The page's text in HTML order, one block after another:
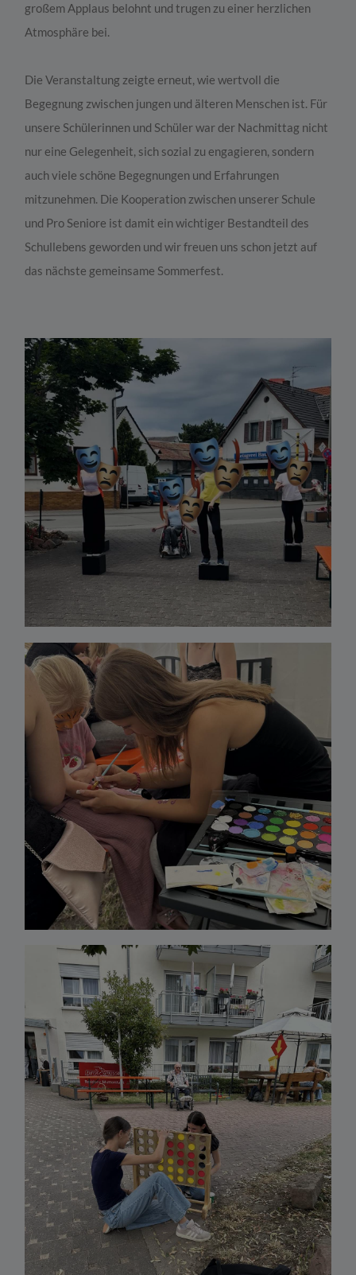
großem Applaus belohnt und trugen zu einer herzlichen
Atmosphäre bei.
Die Veranstaltung zeigte erneut, wie wertvoll die
Begegnung zwischen jungen und älteren Menschen ist. Für
unsere Schülerinnen und Schüler war der Nachmittag nicht
nur eine Gelegenheit, sich sozial zu engagieren, sondern
auch viele schöne Begegnungen und Erfahrungen
mitzunehmen. Die Kooperation zwischen unserer Schule
und Pro Seniore ist damit ein wichtiger Bestandteil des
Schullebens geworden und wir freuen uns schon jetzt auf
das nächste gemeinsame Sommerfest.